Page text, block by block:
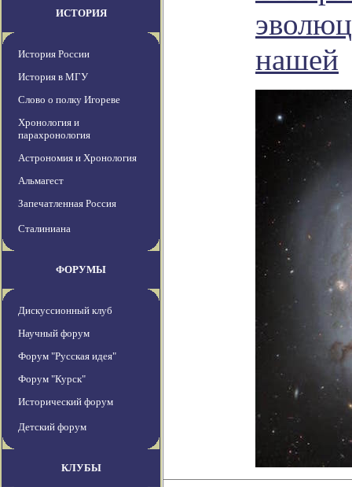
ИСТОРИЯ
История России
История в МГУ
Слово о полку Игореве
Хронология и
парахронология
Астрономия и Хронология
Альмагест
Запечатленная Россия
Сталиниана
ФОРУМЫ
Дискуссионный клуб
Научный форум
Форум "Русская идея"
Форум "Курск"
Исторический форум
Детский форум
КЛУБЫ
нашей